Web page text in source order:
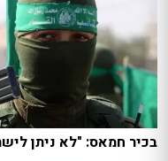
בכיר חמאס: "לא ניתן